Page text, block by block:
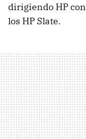
dirigiendo HP
los HP Slate.